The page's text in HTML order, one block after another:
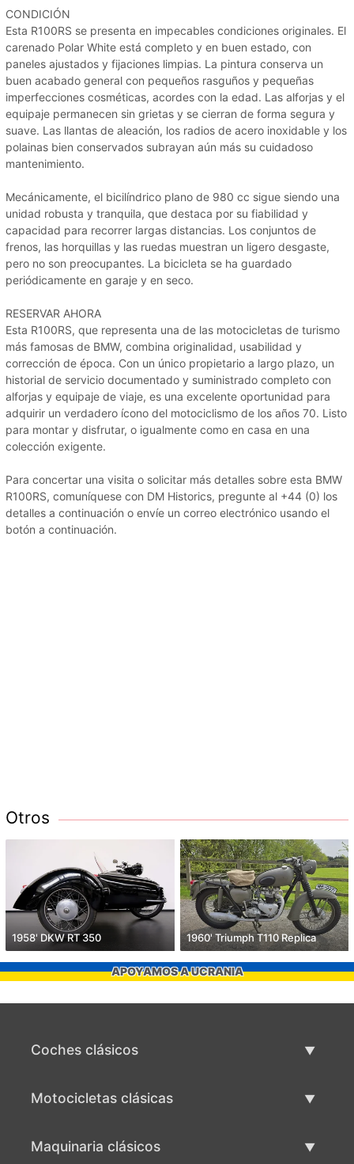
CONDICIÓN
Esta R100RS se presenta en impecables condiciones originales. El
carenado Polar White está completo y en buen estado, con
paneles ajustados y fijaciones limpias. La pintura conserva un
buen acabado general con pequeños rasguños y pequeñas
imperfecciones cosméticas, acordes con la edad. Las alforjas y el
equipaje permanecen sin grietas y se cierran de forma segura y
suave. Las llantas de aleación, los radios de acero inoxidable y los
polainas bien conservados subrayan aún más su cuidadoso
mantenimiento.
Mecánicamente, el bicilíndrico plano de 980 cc sigue siendo una
unidad robusta y tranquila, que destaca por su fiabilidad y
capacidad para recorrer largas distancias. Los conjuntos de
frenos, las horquillas y las ruedas muestran un ligero desgaste,
pero no son preocupantes. La bicicleta se ha guardado
periódicamente en garaje y en seco.
RESERVAR AHORA
Esta R100RS, que representa una de las motocicletas de turismo
más famosas de BMW, combina originalidad, usabilidad y
corrección de época. Con un único propietario a largo plazo, un
historial de servicio documentado y suministrado completo con
alforjas y equipaje de viaje, es una excelente oportunidad para
adquirir un verdadero ícono del motociclismo de los años 70. Listo
para montar y disfrutar, o igualmente como en casa en una
colección exigente.
Para concertar una visita o solicitar más detalles sobre esta BMW
R100RS, comuníquese con DM Historics, pregunte al +44 (0) los
detalles a continuación o envíe un correo electrónico usando el
botón a continuación.
Otros
1958' DKW RT 350 1960' Triumph T110 Replica
APOYAMOS A UCRANIA
Coches clásicos
Motocicletas clásicas
Maquinaria clásicos